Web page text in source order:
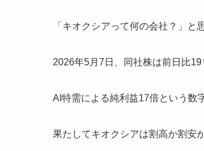
「キオクシアって何の会社？」と
2026年5月7日、同社株は前日比
AI特需による純利益17倍という数
果たしてキオクシアは割高か割安